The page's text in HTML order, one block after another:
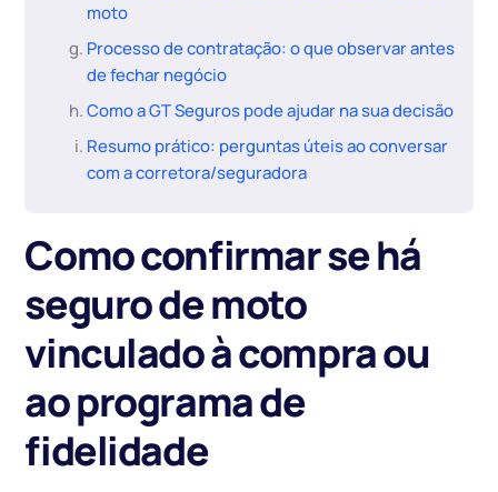
moto
Processo de contratação: o que observar antes
de fechar negócio
Como a GT Seguros pode ajudar na sua decisão
Resumo prático: perguntas úteis ao conversar
com a corretora/seguradora
Como confirmar se há
seguro de moto
vinculado à compra ou
ao programa de
fidelidade